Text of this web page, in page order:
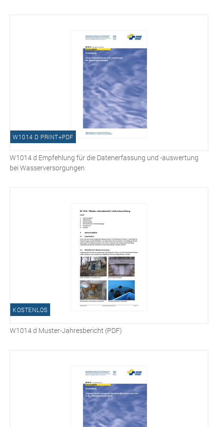
W1014 D PRINT+PDF
W1014 d Empfehlung für die Datenerfassung und -auswertung
bei Wasserversorgungen
KOSTENLOS
W1014 d Muster-Jahresbericht (PDF)